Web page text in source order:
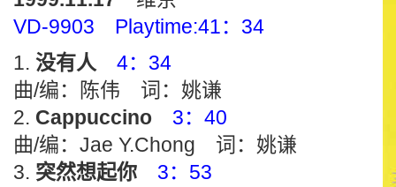
VD-9903 Playtime:41：34
没有人
4：34
曲/编：陈伟 词：姚谦
Cappuccino
3：40
曲/编：Jae Y.Chong 词：姚谦
突然想起你
3：53